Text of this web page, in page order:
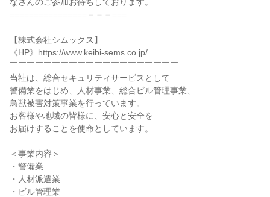
================＝＝＝===
【株式会社シムックス】
《HP》https://www.keibi-sems.co.jp/
￣￣￣￣￣￣￣￣￣￣￣￣￣￣￣￣￣￣￣￣
当社は、総合セキュリティサービスとして
警備業をはじめ、人材事業、総合ビル管理事業、
鳥獣被害対策事業を行っています。
お客様や地域の皆様に、安心と安全を
お届けすることを使命としています。
＜事業内容＞
・警備業
・人材派遣業
・ビル管理業